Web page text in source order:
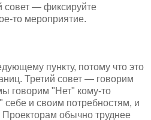
совет — фиксируйте
то мероприятие.
пункту, потому что это
Третий совет — говорим
говорим "Нет" кому-то
и своим потребностям, и
Проекторам обычно труднее